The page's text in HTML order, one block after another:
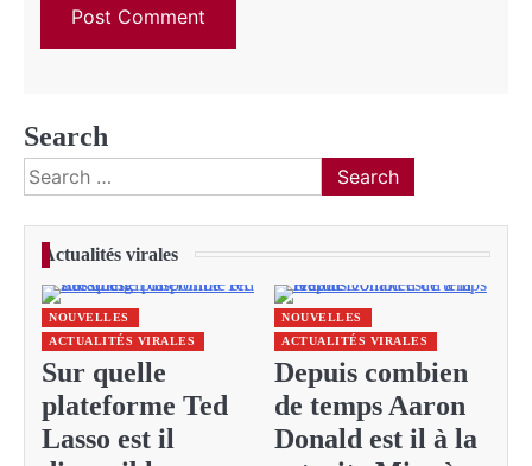
Search
Search
for:
Actualités virales
NOUVELLES
ACTUALITÉS VIRALES
Sur quelle
plateforme Ted
Lasso est il
NOUVELLES
ACTUALITÉS VIRALES
Depuis combien
de temps Aaron
Donald est il à la